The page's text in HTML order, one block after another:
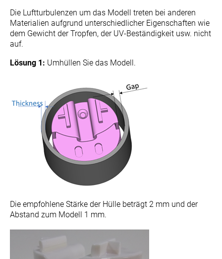
Die Luftturbulenzen um das Modell treten bei anderen
Materialien aufgrund unterschiedlicher Eigenschaften wie
dem Gewicht der Tropfen, der UV-Beständigkeit usw. nicht
auf.
Lösung 1: Umhüllen Sie das Modell.
Die empfohlene Stärke der Hülle beträgt 2 mm und der
Abstand zum Modell 1 mm.